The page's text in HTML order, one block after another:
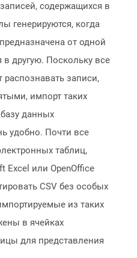
содержащихся в
генерируются, когда
от одной
другую. Поскольку все
записи,
импорт таких
данных
удобно. Почти все
таблиц,
Excel или OpenOffice
CSV без особых
из таких
в ячейках
для представления